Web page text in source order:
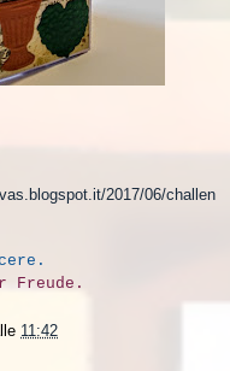
2017/06/challen
Freude.
11:42